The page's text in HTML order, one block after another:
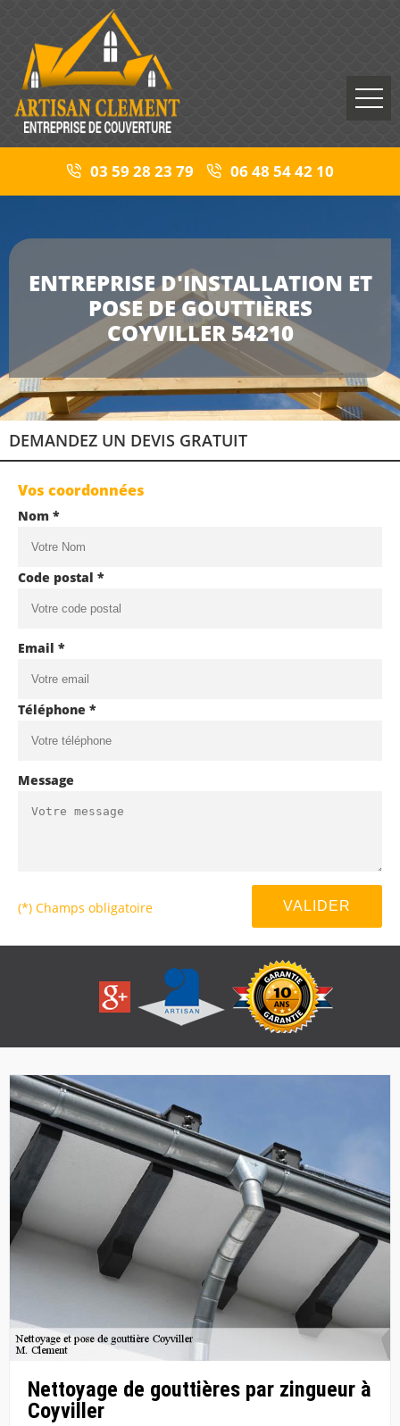
03 59 28 23 79 06 48 54 42 10
ENTREPRISE D'INSTALLATION ET
POSE DE GOUTTIÈRES
COYVILLER 54210
DEMANDEZ UN DEVIS GRATUIT
Vos coordonnées
Nom *
Code postal *
Email *
Téléphone *
Message
(*) Champs obligatoire
Nettoyage de gouttières par zingueur à
Coyviller